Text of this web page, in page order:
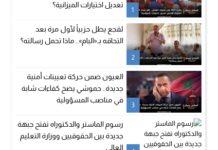
1
تعديل اختيارات الميزانية؟
2
لقجع يطل حزبياً لأول مرة بعد
التحاقه بـ«البام».. ماذا تحمل رسالته؟
3
العيون ضمن حركة تعيينات أمنية
جديدة.. حموشي يضخ كفاءات شابة
في مناصب المسؤولية
رسوم الماستر والدكتوراه تفتح جبهة
جديدة بين الحقوقيين ووزارة التعليم
العالي